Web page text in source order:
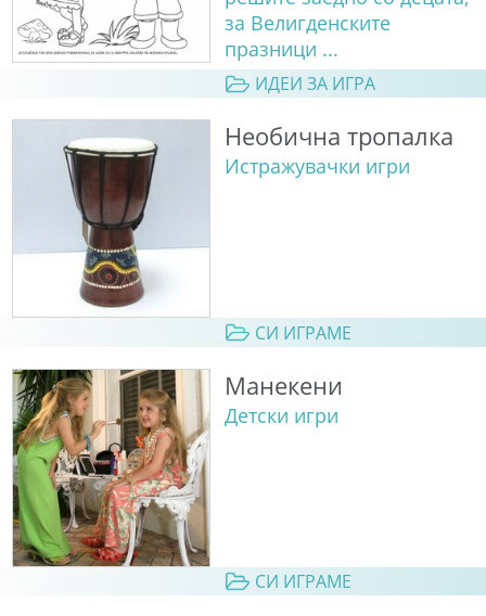
за Велигденските
празници ...
ИДЕИ ЗА ИГРА
Необична тропалка
Истражувачки игри
СИ ИГРАМЕ
Манекени
Детски игри
СИ ИГРАМЕ